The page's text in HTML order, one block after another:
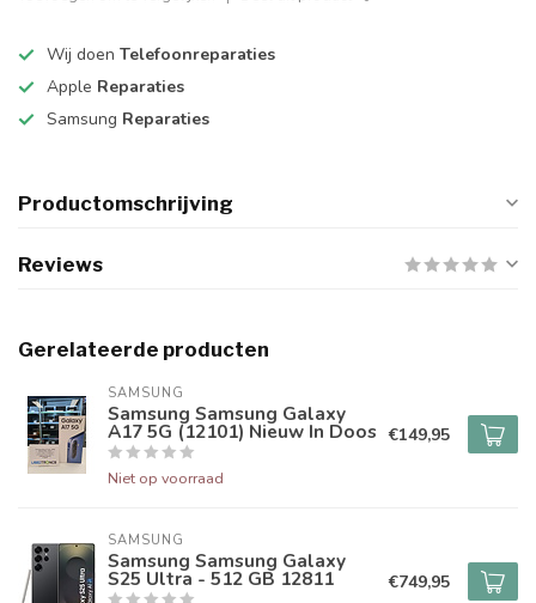
Wij doen Telefoonreparaties
Apple Reparaties
Samsung Reparaties
Productomschrijving
Reviews
Gerelateerde producten
SAMSUNG
Samsung Samsung Galaxy
A17 5G (12101) Nieuw In Doos
Niet op voorraad
€149,95
SAMSUNG
Samsung Samsung Galaxy
S25 Ultra - 512 GB 12811 €749,95